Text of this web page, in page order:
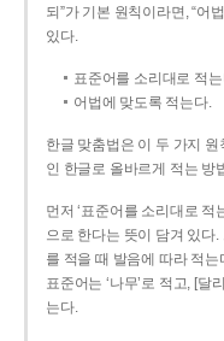
되”가 기본 원칙이라면, “어
있다.
표준어를 소리대로 적
어법에 맞도록 적는다.
한글 맞춤법은 이 두 가지
인 한글로 올바르게 적는 방
먼저 ‘표준어를 소리대로 적
으로 한다는 뜻이 담겨 있다.
를 적을 때 발음에 따라 적
표준어는 ‘나무’로 적고, [달
는다.